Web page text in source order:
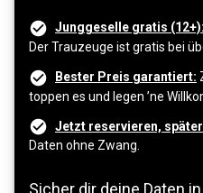
Junggeselle gratis (12+):
Der Trauzeuge ist gratis bei
Bester Preis garantiert:
toppen es und legen ’ne
Jetzt reservieren,
Daten ohne Zwang.
Sicher dir deine Daten